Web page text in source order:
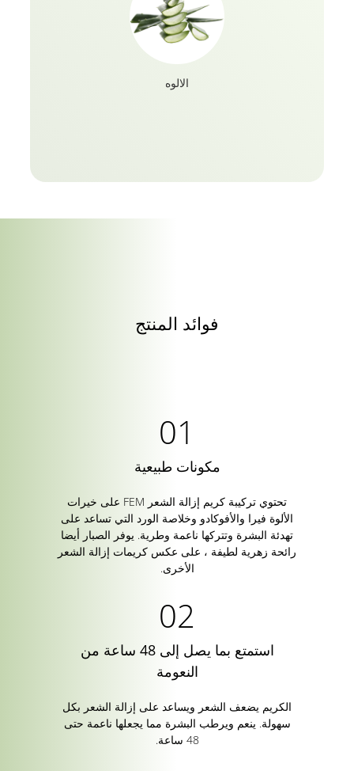
الالوه
فوائد المنتج
مكونات طبيعية
تحتوي تركيبة كريم إزالة الشعر FEM على خيرات
الألوة فيرا والأفوكادو وخلاصة الورد التي تساعد على
تهدئة البشرة وتتركها ناعمة وطرية. يوفر الصبار أيضا
رائحة زهرية لطيفة ، على عكس كريمات إزالة الشعر
الأخرى.
استمتع بما يصل إلى 48 ساعة من
النعومة
الكريم يضعف الشعر ويساعد على إزالة الشعر بكل
سهولة. ينعم ويرطب البشرة مما يجعلها ناعمة حتى
48 ساعة.